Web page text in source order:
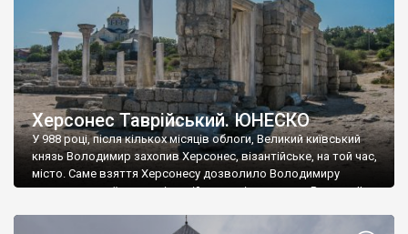
Херсонес Таврійський. ЮНЕСКО
У 988 році, після кількох місяців облоги, Великий київський
князь Володимир захопив Херсонес, візантійське, на той час,
місто. Саме взяття Херсонесу дозволило Володимиру
диктувати свої умови візантійському імператору Василю ІІ, та
Херсонесі Володимир-язичник, став Василем-християнином.